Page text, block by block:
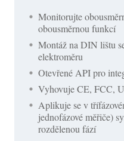
Monitorujte
obousměrnou funkcí
Montáž na DIN lištu
elektroměru
Otevřené API pro
Vyhovuje CE, FCC,
Aplikuje se v
jednofázové měřiče)
rozdělenou fází